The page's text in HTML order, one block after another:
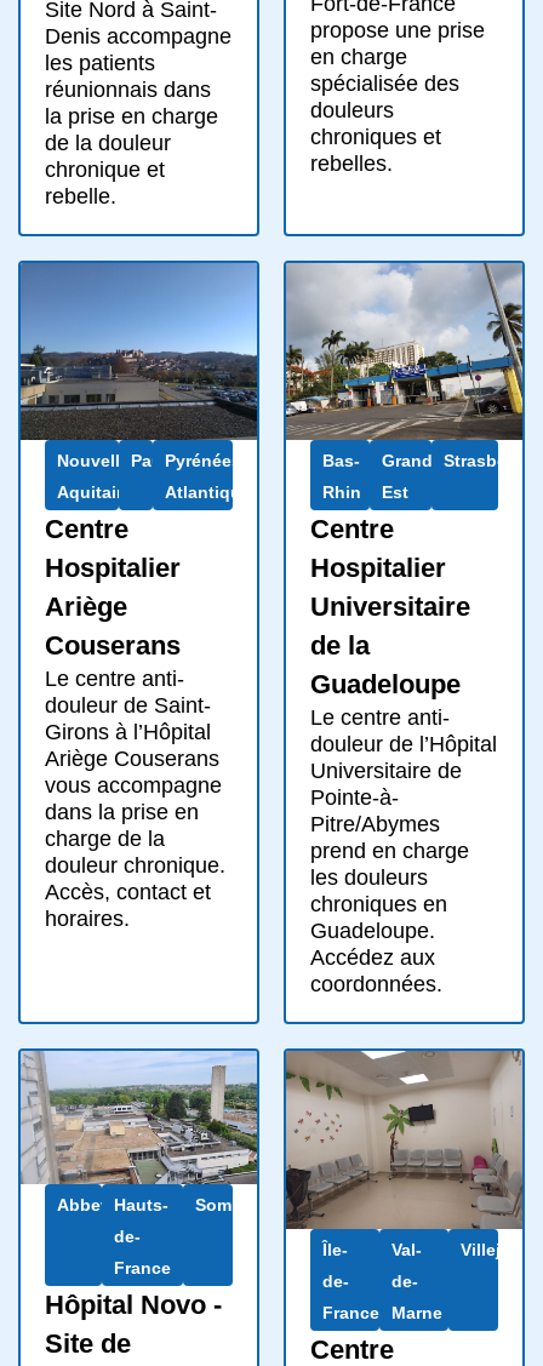
Site Nord à Saint-
Denis accompagne
les patients
réunionnais dans
la prise en charge
de la douleur
chronique et
rebelle.
propose une prise
en charge
spécialisée des
douleurs
chroniques et
rebelles.
Nouvelle-
Aquitaine
Pau
Pyrénées-
Atlantiques
Centre
Hospitalier
Ariège
Couserans
Le centre anti-
douleur de Saint-
Girons à l’Hôpital
Ariège Couserans
vous accompagne
dans la prise en
charge de la
douleur chronique.
Accès, contact et
horaires.
Bas-
Rhin
Grand
Est
Strasbourg
Centre
Hospitalier
Universitaire
de la
Guadeloupe
Le centre anti-
douleur de l’Hôpital
Universitaire de
Pointe-à-
Pitre/Abymes
prend en charge
les douleurs
chroniques en
Guadeloupe.
Accédez aux
coordonnées.
AbbevilleHauts-
de-
France
Somme
Hôpital Novo -
Site de
Île-
de-
France
Val-
de-
Marne
Villejuif
Centre